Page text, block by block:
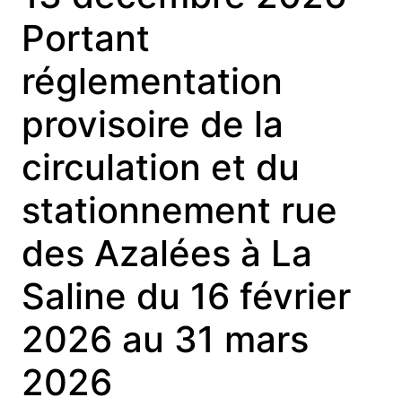
Portant
réglementation
provisoire de la
circulation et du
stationnement rue
des Azalées à La
Saline du 16 février
2026 au 31 mars
2026